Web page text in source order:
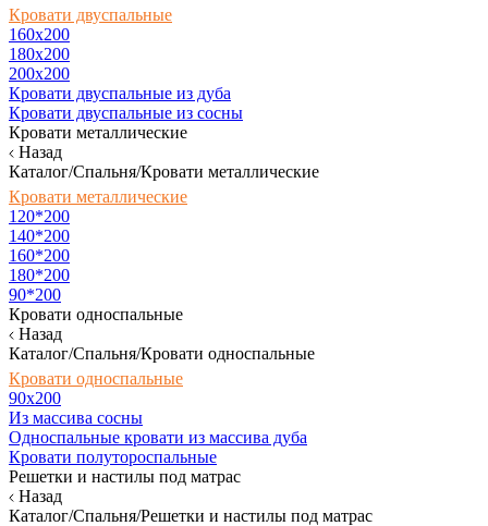
Кровати двуспальные
160х200
180x200
200x200
Кровати двуспальные из дуба
Кровати двуспальные из сосны
Кровати металлические
Назад
Каталог/Спальня/Кровати металлические
Кровати металлические
120*200
140*200
160*200
180*200
90*200
Кровати односпальные
Назад
Каталог/Спальня/Кровати односпальные
Кровати односпальные
90х200
Из массива сосны
Односпальные кровати из массива дуба
Кровати полутороспальные
Решетки и настилы под матрас
Назад
Каталог/Спальня/Решетки и настилы под матрас